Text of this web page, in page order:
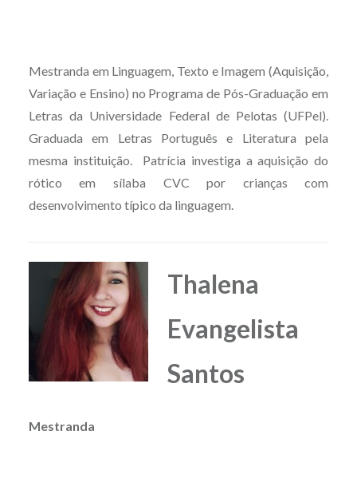
Mestranda em Linguagem, Texto e Imagem (Aquisição,
Variação e Ensino) no Programa de Pós-Graduação em
Letras da Universidade Federal de Pelotas (UFPel).
Graduada em Letras Português e Literatura pela
mesma instituição. Patrícia investiga a aquisição do
rótico em sílaba CVC por crianças com
desenvolvimento típico da linguagem.
Thalena
Evangelista
Santos
Mestranda